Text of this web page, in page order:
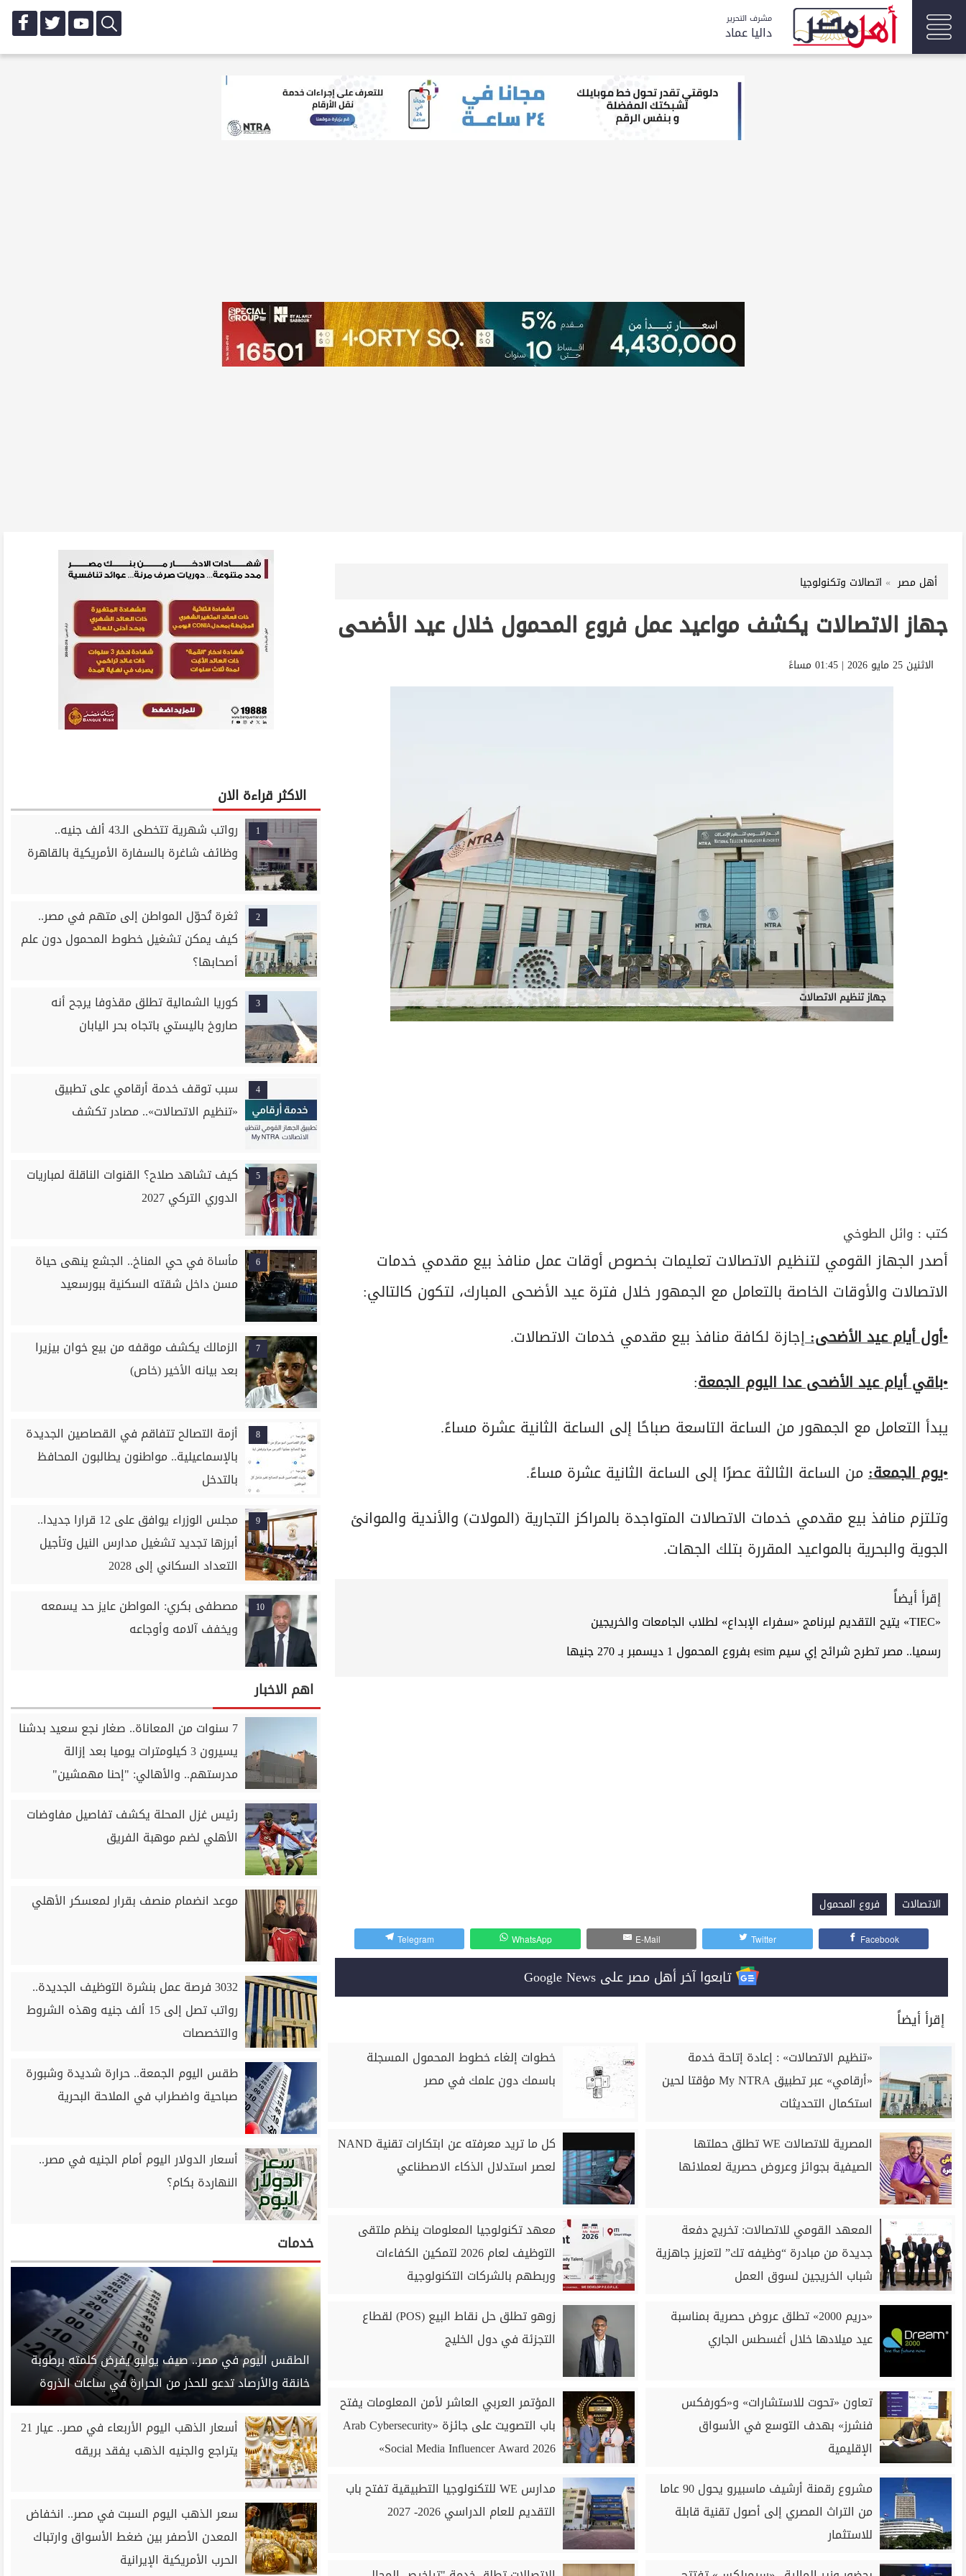
مشرف التحرير
داليا عماد
أهل مصر اتصالات وتكنولوجيا
جهاز الاتصالات يكشف مواعيد عمل فروع المحمول خلال عيد الأضحى
الاثنين 25 مايو 2026 | 01:45 مساءً
جهاز تنظيم الاتصالات
كتب : وائل الطوخي
أصدر الجهاز القومي لتنظيم الاتصالات تعليمات بخصوص أوقات عمل منافذ بيع مقدمي خدمات
الاتصالات والأوقات الخاصة بالتعامل مع الجمهور خلال فترة عيد الأضحى المبارك، لتكون كالتالي:
•أول أيام عيد الأضحى:إجازة لكافة منافذ بيع مقدمي خدمات الاتصالات.
•باقي أيام عيد الأضحى عدا اليوم الجمعة:
يبدأ التعامل مع الجمهور من الساعة التاسعة صباحًا إلى الساعة الثانية عشرة مساءً.
•يوم الجمعة:من الساعة الثالثة عصرًا إلى الساعة الثانية عشرة مساءً.
وتلتزم منافذ بيع مقدمي خدمات الاتصالات المتواجدة بالمراكز التجارية (المولات) والأندية والموانئ
الجوية والبحرية بالمواعيد المقررة بتلك الجهات.
إقرأ أيضاً
«TIEC» يتيح التقديم لبرنامج «سفراء الإبداع» لطلاب الجامعات والخريجين
رسميا.. مصر تطرح شرائح إي سيم esim بفروع المحمول 1 ديسمبر بـ 270 جنيها
الاتصالات فروع المحمول
Facebook
Twitter
E-Mail
WhatsApp
Telegram
تابعوا آخر أهل مصر على Google News
إقرأ أيضاً
«تنظيم الاتصالات» : إعادة إتاحة خدمة
«أرقامي» عبر تطبيق My NTRA مؤقتا لحين
استكمال التحديثات
خطوات إلغاء خطوط المحمول المسجلة
باسمك دون علمك في مصر
المصرية للاتصالات WE تطلق حملتها
الصيفية بجوائز وعروض حصرية لعملائها
كل ما تريد معرفته عن ابتكارات تقنية NAND
لعصر استدلال الذكاء الاصطناعي
المعهد القومي للاتصالات: تخريج دفعة
جديدة من مبادرة “وظيفه تك” لتعزيز جاهزية
شباب الخريجين لسوق العمل
معهد تكنولوجيا المعلومات ينظم ملتقى
التوظيف لعام 2026 لتمكين الكفاءات
وربطهم بالشركات التكنولوجية
«دريم 2000» تطلق عروض حصرية بمناسبة
عيد ميلادها خلال أغسطس الجاري
زوهو تطلق حل نقاط البيع (POS) لقطاع
التجزئة في دول الخليج
تعاون «تحوت للاستشارات» و«كورفكس
فنشرز» بهدف التوسع في الأسواق
الإقليمية
المؤتمر العربي العاشر لأمن المعلومات يفتح
باب التصويت على جائزة «Arab Cybersecurity
Social Media Influencer Award 2026»
مشروع رقمنة أرشيف ماسبيرو يحول 90 عاما
من التراث المصري إلى أصول تقنية قابلة
للاستثمار
مدارس WE للتكنولوجيا التطبيقية تفتح باب
التقديم للعام الدراسي 2026- 2027
الاكثر قراءة الان
1
رواتب شهرية تتخطى الـ43 ألف جنيه..
وظائف شاغرة بالسفارة الأمريكية بالقاهرة
2
ثغرة تُحوّل المواطن إلى متهم في مصر..
كيف يمكن تشغيل خطوط المحمول دون علم
أصحابها؟
3
كوريا الشمالية تطلق مقذوفا يرجح أنه
صاروخ باليستي باتجاه بحر اليابان
4
سبب توقف خدمة أرقامي على تطبيق
«تنظيم الاتصالات».. مصادر تكشف
5
كيف تشاهد صلاح؟ القنوات الناقلة لمباريات
الدوري التركي 2027
6
مأساة في حي المناخ.. الجشع ينهى حياة
مسن داخل شقته السكنية ببورسعيد
7
الزمالك يكشف موقفه من بيع خوان بيزيرا
بعد بيانه الأخير (خاص)
8
أزمة التصالح تتفاقم في القصاصين الجديدة
بالإسماعيلية.. مواطنون يطالبون المحافظ
بالتدخل
9
مجلس الوزراء يوافق على 12 قرارا جديدا..
أبرزها تجديد تشغيل مدارس النيل وتأجيل
التعداد السكاني إلى 2028
10
مصطفى بكري: المواطن عايز حد يسمعه
ويخفف آلامه وأوجاعه
اهم الاخبار
7 سنوات من المعاناة.. صغار نجع سعيد بدشنا
يسيرون 3 كيلومترات يوميا بعد إزالة
مدرستهم.. والأهالي: "إحنا مهمشين"
رئيس غزل المحلة يكشف تفاصيل مفاوضات
الأهلي لضم موهبة الفريق
موعد انضمام منصف بقرار لمعسكر الأهلي
3032 فرصة عمل بنشرة التوظيف الجديدة..
رواتب تصل إلى 15 ألف جنيه وهذه الشروط
والتخصصات
طقس اليوم الجمعة.. حرارة شديدة وشبورة
صباحية واضطراب في الملاحة البحرية
أسعار الدولار اليوم أمام الجنيه في مصر..
النهاردة بكام؟
خدمات
الطقس اليوم في مصر.. صيف يوليو يفرض كلمته برطوبة
خانقة والأرصاد تدعو للحذر من الحرارة في ساعات الذروة
أسعار الذهب اليوم الأربعاء في مصر.. عيار 21
يتراجع والجنيه الذهب يفقد بريقه
سعر الذهب اليوم السبت في مصر.. انخفاض
المعدن الأصفر بين ضغط الأسواق وارتباك
الحرب الأمريكية الإيرانية